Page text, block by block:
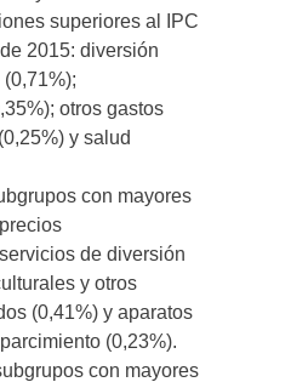
superiores al IPC
2015: diversión
otros gastos
y salud
con mayores
de diversión
y otros
(0,41%) y aparatos
(0,23%).
con mayores